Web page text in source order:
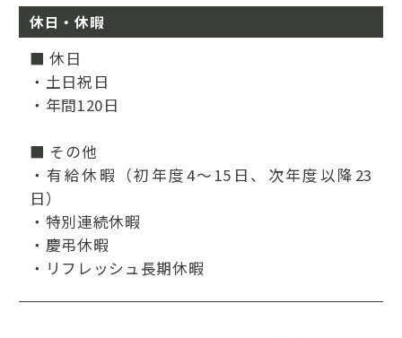
休日・休暇
■ 休日
・土日祝日
・年間120日
■ その他
・有給休暇（初年度4～15日、次年度以降23
日）
・特別連続休暇
・慶弔休暇
・リフレッシュ長期休暇